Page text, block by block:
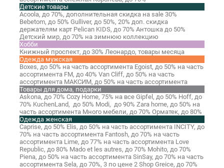
Детские товары
Acoola, до 70%, дополнительная скидка на sale 30%
Bebetom, до 50% Gulliver, до 50%, 20% доп. скидка
держателям карт Pelican KIDS, до 70% Антошкадо 50%
Детский мир, до 70% на зимнюю коллекцию
Хобби
Книжный проспект, до 30% Леонардо, товары месяца
Одежда мужская
Boxes, до 50% на часть ассортимента Egoist, до 50% на часть
ассортимента FM, до 40% Van Cliff, до 50% на часть
ассортимента МАКСИМ, до 50% на часть ассортимента
Товары для дома, подарки
Askona, до 70% Cozy Home, 75% на все Gipfel, до 50% Hoff, до
70% KuchenLand, до 50% Modi, до 90% Zara home, до 50% на
часть ассортимента Много мебели, до 70% Орматек, до 80%
Одежда женская
Caprise, до 50% Elis, до 50% на часть ассортимента INCITY, до
70% на часть ассортимента Fantosh, до 70% на часть
ассортимента Lime, до 77% на часть ассортимента Love
Republic, до 80% Mado et les autres, до 70% Mohito, до 70%
Piena, до 50% на часть ассортимента SinSay, до 70% на часть
ассортимента Sela, до 70%, 3 по цене 2 Shop Greice, до 70%